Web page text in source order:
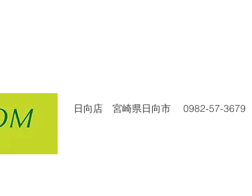
日向店 宮崎県日向市 0982-57-3679